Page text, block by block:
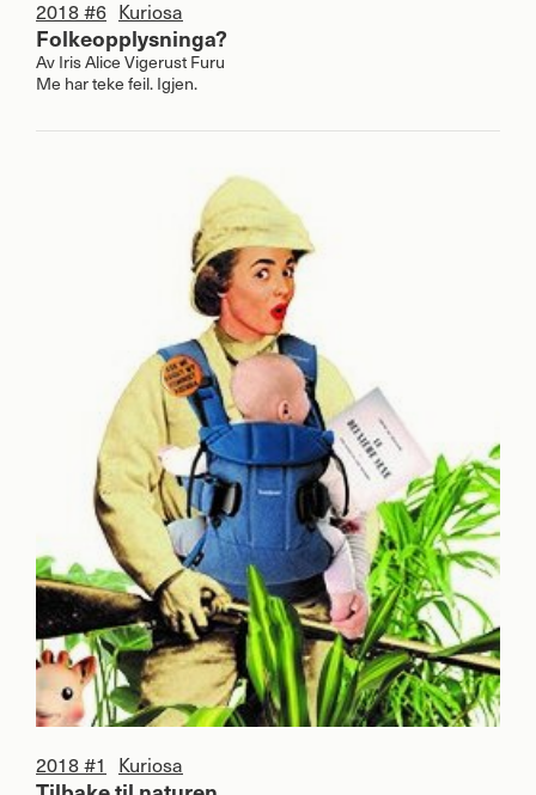
2018 #6 Kuriosa
Folkeopplysninga?
AvIris Alice Vigerust Furu
Me har teke feil. Igjen.
2018 #1 Kuriosa